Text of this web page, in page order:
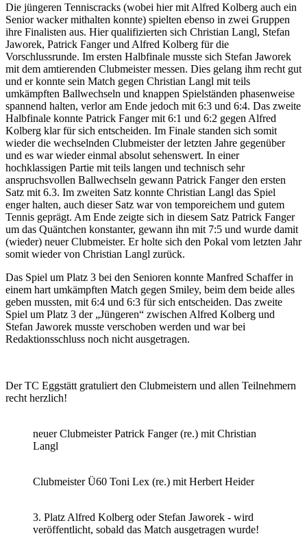
Die jüngeren Tenniscracks (wobei hier mit Alfred Kolberg auch ein
Senior wacker mithalten konnte) spielten ebenso in zwei Gruppen
ihre Finalisten aus. Hier qualifizierten sich Christian Langl, Stefan
Jaworek, Patrick Fanger und Alfred Kolberg für die
Vorschlussrunde. Im ersten Halbfinale musste sich Stefan Jaworek
mit dem amtierenden Clubmeister messen. Dies gelang ihm recht gut
und er konnte sein Match gegen Christian Langl mit teils
umkämpften Ballwechseln und knappen Spielständen phasenweise
spannend halten, verlor am Ende jedoch mit 6:3 und 6:4. Das zweite
Halbfinale konnte Patrick Fanger mit 6:1 und 6:2 gegen Alfred
Kolberg klar für sich entscheiden. Im Finale standen sich somit
wieder die wechselnden Clubmeister der letzten Jahre gegenüber
und es war wieder einmal absolut sehenswert. In einer
hochklassigen Partie mit teils langen und technisch sehr
anspruchsvollen Ballwechseln gewann Patrick Fanger den ersten
Satz mit 6.3. Im zweiten Satz konnte Christian Langl das Spiel
enger halten, auch dieser Satz war von temporeichem und gutem
Tennis geprägt. Am Ende zeigte sich in diesem Satz Patrick Fanger
um das Quäntchen konstanter, gewann ihn mit 7:5 und wurde damit
(wieder) neuer Clubmeister. Er holte sich den Pokal vom letzten Jahr
somit wieder von Christian Langl zurück.
Das Spiel um Platz 3 bei den Senioren konnte Manfred Schaffer in
einem hart umkämpften Match gegen Smiley, beim dem beide alles
geben mussten, mit 6:4 und 6:3 für sich entscheiden. Das zweite
Spiel um Platz 3 der „Jüngeren“ zwischen Alfred Kolberg und
Stefan Jaworek musste verschoben werden und war bei
Redaktionsschluss noch nicht ausgetragen.
Der TC Eggstätt gratuliert den Clubmeistern und allen Teilnehmern
recht herzlich!
neuer Clubmeister Patrick Fanger (re.) mit Christian
Langl
Clubmeister Ü60 Toni Lex (re.) mit Herbert Heider
3. Platz Alfred Kolberg oder Stefan Jaworek - wird
veröffentlicht, sobald das Match ausgetragen wurde!